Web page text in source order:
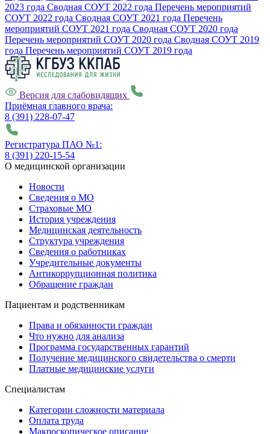
2023 года Сводная СОУТ 2022 года Перечень мероприятий
СОУТ 2022 года Сводная СОУТ 2021 года Перечень
мероприятий СОУТ 2021 года Сводная СОУТ 2020 года
Перечень мероприятий СОУТ 2020 года Сводная СОУТ 2019
года Перечень мероприятий СОУТ 2019 года
Версия для слабовидящих
Приёмная главного врача:
8 (391) 228-07-47
Регистратура ПАО №1:
8 (391) 220-15-54
О медицинской организации
Новости
Сведения о МО
Страховые МО
История учреждения
Медицинская деятельность
Структура учреждения
Сведения о работниках
Учредительные документы
Антикоррупционная политика
Обращение граждан
Пациентам и родственникам
Права и обязанности граждан
Что нужно для анализа
Программа государственных гарантий
Получение медицинского свидетельства о смерти
Платные медицинские услуги
Специалистам
Категории сложности материала
Оплата труда
Макроскопическое описание